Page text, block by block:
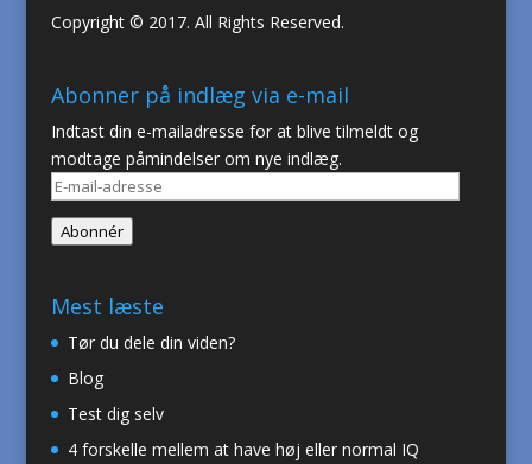
Copyright © 2017. All Rights Reserved.
Abonner på indlæg via e-mail
Indtast din e-mailadresse for at blive tilmeldt og
modtage påmindelser om nye indlæg.
E-
mail-
adresse
Abonnér
Mest læste
Tør du dele din viden?
Blog
Test dig selv
4 forskelle mellem at have høj eller normal IQ